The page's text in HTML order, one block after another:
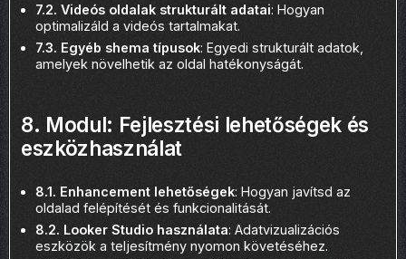
7.2. Videós oldalak strukturált adatai: Hogyan
optimalizáld a videós tartalmakat.
7.3. Egyéb shema típusok: Egyedi strukturált adatok,
amelyek növelhetik az oldal hatékonyságát.
8. Modul: Fejlesztési lehetőségek és
eszközhasználat
8.1. Enhancement lehetőségek: Hogyan javítsd az
oldalad felépítését és funkcionalitását.
8.2. Looker Studio használata: Adatvizualizációs
eszközök a teljesítmény nyomon követéséhez.